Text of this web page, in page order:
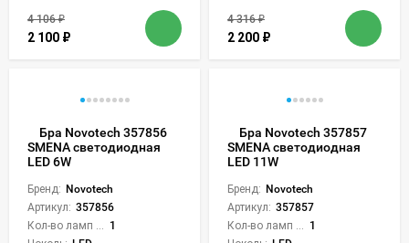
4 106₽
2 100 ₽
4 316₽
2 200 ₽
Бра Novotech 357856
SMENA светодиодная
LED 6W
Бренд: Novotech
Артикул: 357856
Кол-во ламп или LED: 1
Бра Novotech 357857
SMENA светодиодная
LED 11W
Бренд: Novotech
Артикул: 357857
Кол-во ламп или LED: 1